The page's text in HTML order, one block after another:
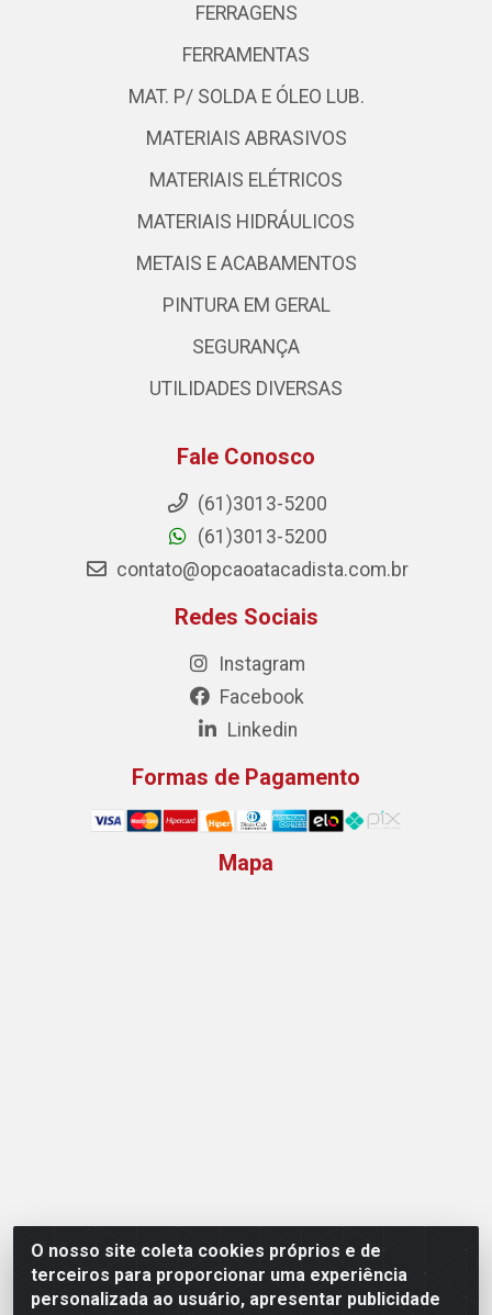
O nosso site coleta cookies próprios e de
terceiros para proporcionar uma experiência
personalizada ao usuário, apresentar publicidade
FERRAGENS
FERRAMENTAS
MAT. P/ SOLDA E ÓLEO LUB.
MATERIAIS ABRASIVOS
MATERIAIS ELÉTRICOS
MATERIAIS HIDRÁULICOS
METAIS E ACABAMENTOS
PINTURA EM GERAL
SEGURANÇA
UTILIDADES DIVERSAS
Fale Conosco
(61)3013-5200
(61)3013-5200
contato@opcaoatacadista.com.br
Redes Sociais
Instagram
Facebook
Linkedin
Formas de Pagamento
Mapa
Opção Atacadista - Setor De Industria Qi 21 Lt 23 A 41,
SN - Setor Industrial (Ceilândia), Brasília/DF - CEP